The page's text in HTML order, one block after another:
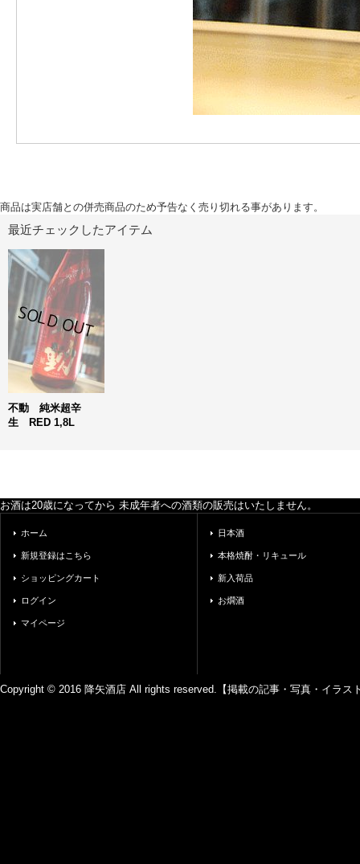
商品は実店舗との併売商品のため予告なく売り切れる事があります。
最近チェックしたアイテム
不動 純米超辛
生 RED 1,8L
お酒は20歳になってから 未成年者への酒類の販売はいたしません。
ホーム
新規登録はこちら
ショッピングカート
ログイン
マイページ
日本酒
本格焼酎・リキュール
新入荷品
お燗酒
Copyright © 2016 降矢酒店 All rights reserved.【掲載の記事・写真・イラス